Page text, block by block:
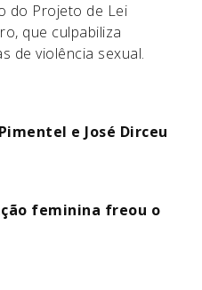
do Projeto de Lei
que culpabiliza
de violência sexual.
e José Dirceu
feminina freou o